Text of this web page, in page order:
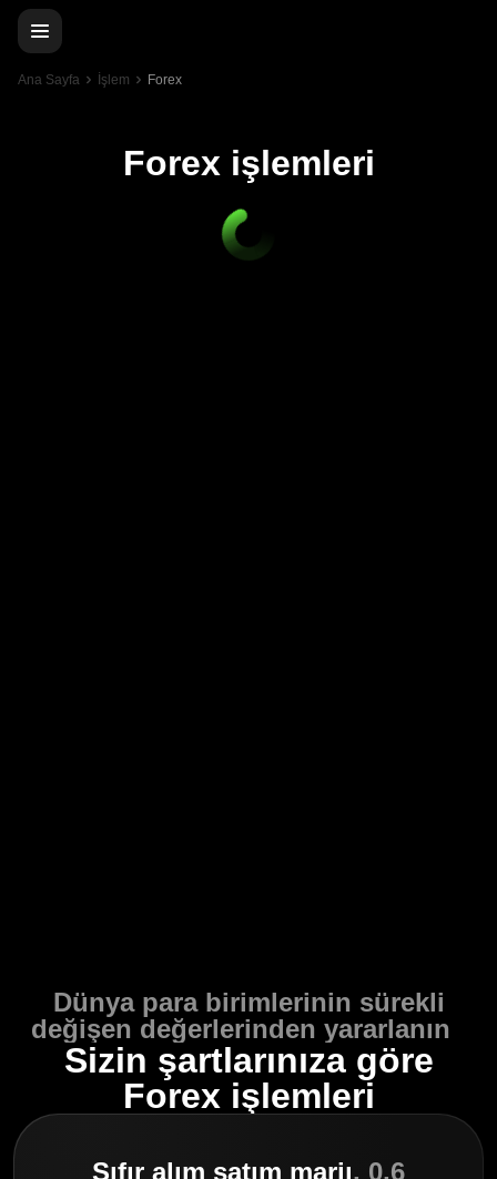
Ana Sayfa İşlem Forex
Forex işlemleri
Dünya para birimlerinin sürekli
değişen değerlerinden yararlanın
Sizin şartlarınıza göre
Forex işlemleri
Sıfır alım satım marjı, 0,6